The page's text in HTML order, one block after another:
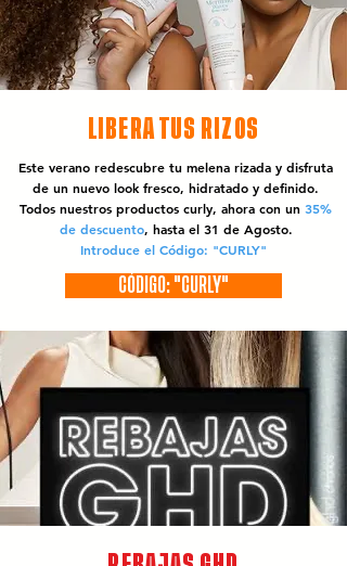
LIBERA TUS RIZOS
Este verano redescubre tu melena rizada y disfruta
de un nuevo look fresco, hidratado y definido.
Todos nuestros productos curly, ahora con un 35%
de descuento, hasta el 31 de Agosto.
Introduce el Código: "CURLY"
CÓDIGO: "CURLY"